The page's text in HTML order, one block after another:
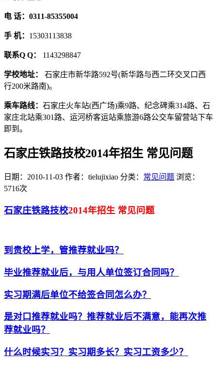
电 话：0311-85355004
手 机： 15303113838
联系Q Q： 1143298847
学校地址： 石家庄市新华路592号(新华路与西二环交叉口西
行200米路南)。
乘车路线： 石家庄火车站(西广场)乘9路、纪念碑乘314路、石
家庄北站乘301路、运河桥客运站乘旅游6路公交车留营站下车
即到。
石家庄铁路技校2014年招生 常见问题
日期：2010-11-03 作者：tielujixiao 分类： 常见问题 浏览：
5716次
石家庄铁路技校2014年招生 常见问题
到贵校上学，管推荐就业吗？
毕业推荐就业后，与用人单位签订合同吗？
实习期满后单位不给签合同怎么办？
是对口推荐就业吗？推荐就业后不满意，能再次推
荐就业吗？
什么时候实习？实习期多长？实习工资多少？